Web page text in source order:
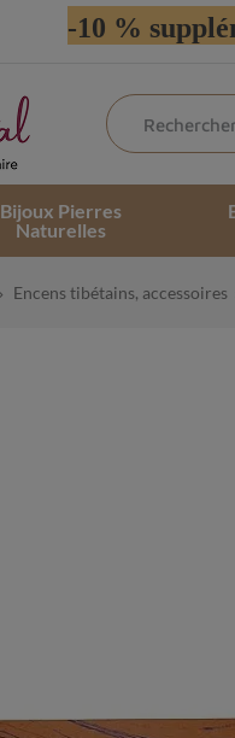
-10 %
Bijoux Pierres
Naturelles
Encens tibétains, accessoires